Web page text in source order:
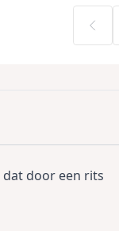
door een rits